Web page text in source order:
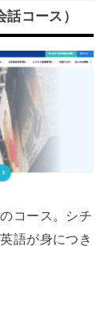
コース）
コース。シチ
語が身につき